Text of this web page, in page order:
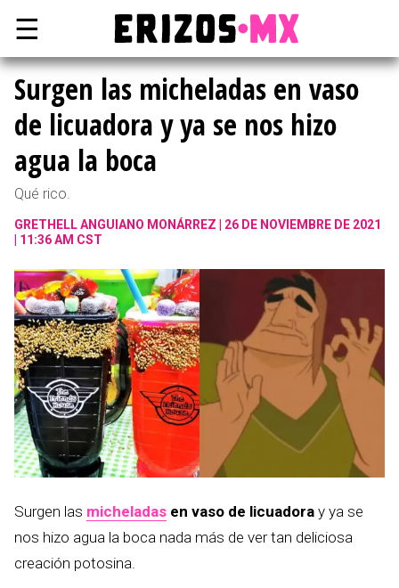
☰
Surgen las micheladas en vaso
de licuadora y ya se nos hizo
agua la boca
Qué rico.
GRETHELL ANGUIANO MONÁRREZ
26 DE NOVIEMBRE DE 2021
| 11:36 AM CST
Surgen las micheladas en vaso de licuadora y ya se
nos hizo agua la boca nada más de ver tan deliciosa
creación potosina.